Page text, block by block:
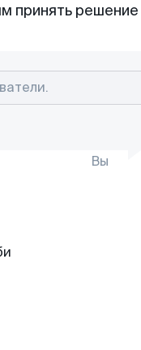
принять решение
Вы